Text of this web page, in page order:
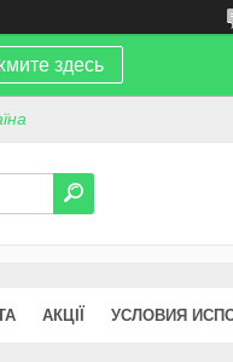
здесь
АКЦІЇ УСЛОВИЯ